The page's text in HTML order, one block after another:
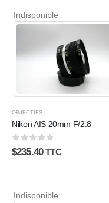
Indisponible
OBJECTIFS
Nikon AIS 20mm F/2.8
0sur 5
$235.40 TTC
Indisponible